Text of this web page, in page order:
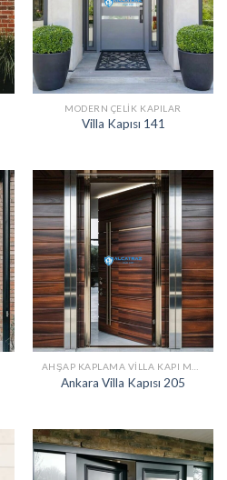
MODERN ÇELIK KAPILAR
Villa Kapısı 141
Ankara Villa Kapısı 205